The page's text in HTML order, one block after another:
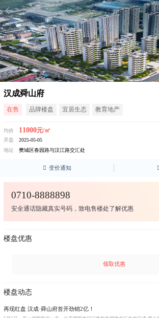
汉成舜山府
在售 品牌楼盘 宜居生态 教育地产
均价 11000元/㎡
开盘
2025-05-05
地址
樊城区春园路与汉江路交汇处
 变价通知 
0710-8888898
安全通话隐藏真实号码，致电售楼处了解优惠
楼盘优惠
领取优惠
楼盘动态
再现红盘 汉成·舜山府首开劲销2亿！